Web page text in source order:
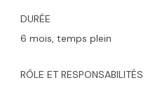
DURÉE
6 mois, temps plein
RÔLE ET RESPONSABILITÉS